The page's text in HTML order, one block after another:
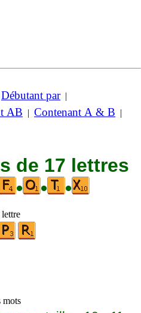
Débutant par|
AB | Contenant A & B |
de 17 lettres
• • •
mots